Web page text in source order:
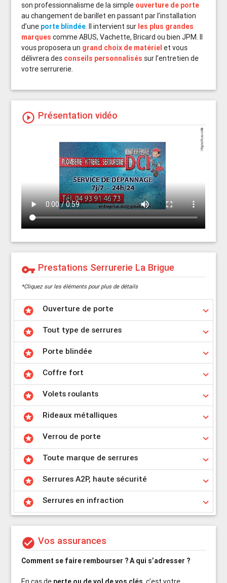
son professionnalisme de la simple ouverture de porte
au changement de barillet en passant par l’installation
d’une porte blindée. Il intervient sur les plus grandes
marques comme ABUS, Vachette, Bricard ou bien JPM. Il
vous proposera un grand choix de matériel et vous
délivrera des conseils personnalisés sur l’entretien de
votre serrurerie.
play_circle_outline Présentation vidéo
vpn_key Prestations Serrurerie La Brigue
*Cliquez sur les éléments pour plus de détails
stars keyboard_arrow_down
Ouverture de porte
stars keyboard_arrow_down
Tout type de serrures
stars keyboard_arrow_down
Porte blindée
stars keyboard_arrow_down
Coffre fort
stars keyboard_arrow_down
Volets roulants
stars keyboard_arrow_down
Rideaux métalliques
stars keyboard_arrow_down
Verrou de porte
stars keyboard_arrow_down
Toute marque de serrures
stars keyboard_arrow_down
Serrures A2P, haute sécurité
stars keyboard_arrow_down
Serrures en infraction
check_circle Vos assurances
Comment se faire rembourser ?A qui s’adresser ?